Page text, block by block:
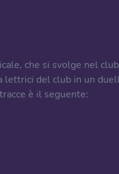
che si svolge nel
lettrici del club in un
è il seguente: